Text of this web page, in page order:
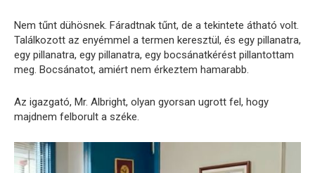
Nem tűnt dühösnek. Fáradtnak tűnt, de a tekintete átható volt.
Találkozott az enyémmel a termen keresztül, és egy pillanatra,
egy pillanatra, egy pillanatra, egy bocsánatkérést pillantottam
meg. Bocsánatot, amiért nem érkeztem hamarabb.
Az igazgató, Mr. Albright, olyan gyorsan ugrott fel, hogy
majdnem felborult a széke.